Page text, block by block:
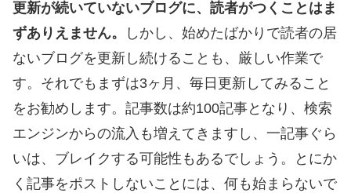
更新が続いていないブログに、読者がつくことはま
ずありえません。
しかし、始めたばかりで読者の居
ないブログを更新し続けることも、厳しい作業で
す。それでもまずは3ヶ月、毎日更新してみること
をお勧めします。記事数は約100記事となり、検索
エンジンからの流入も増えてきますし、一記事ぐら
いは、ブレイクする可能性もあるでしょう。とにか
く記事をポストしないことには、何も始まらないで